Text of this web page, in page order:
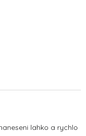
lahko a rychlo